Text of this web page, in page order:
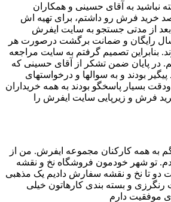
به آقای حسینی و همکاران
خرید فرش رو داشتم، برای تهیه اش
بعد از مدتی جستجو به سایت ایفرش
رایگان و ضمانت برگشت درصورت هر
بنابراین تصمیم گرفتم به سایت مراجعه
در پایان ضمن تشکر از آقای حسینی که
بودند و به سوالها و درخواستهای
بسیار پاسخگو بودند به همه خریداران
فرش و زیرپایی سایت ایفرش را
به همه کارکنان مجموعه ایفرش. من از
تو شهر خودمون فروشگاه نخ و نقشه
دو تا نخ و نقشه سفارش دادیم یک مذهبی
و بسته بندی کارهاتون خیلی
موفقیت دارم